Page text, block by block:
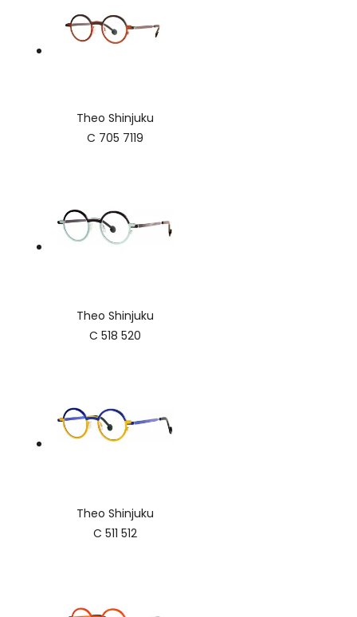
Theo Shinjuku
C 705 7119
Theo Shinjuku
C 518 520
Theo Shinjuku
C 511 512